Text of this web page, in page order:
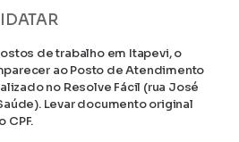
de trabalho em Itapevi, o
ao Posto de Atendimento
no Resolve Fácil (rua José
Levar documento original
CPF.